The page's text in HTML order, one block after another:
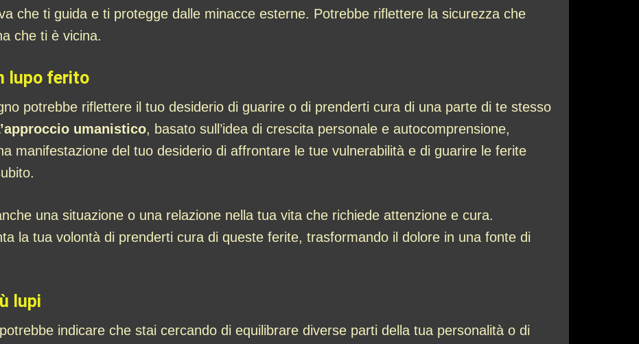
che ti guida e ti protegge dalle minacce esterne. Potrebbe riflettere la sicurezza che
che ti è vicina.
lupo ferito
potrebbe riflettere il tuo desiderio di guarire o di prenderti cura di una parte di te stesso
umanistico, basato sull’idea di crescita personale e autocomprensione,
manifestazione del tuo desiderio di affrontare le tue vulnerabilità e di guarire le ferite
una situazione o una relazione nella tua vita che richiede attenzione e cura.
la tua volontà di prenderti cura di queste ferite, trasformando il dolore in una fonte di
lupi
indicare che stai cercando di equilibrare diverse parti della tua personalità o di